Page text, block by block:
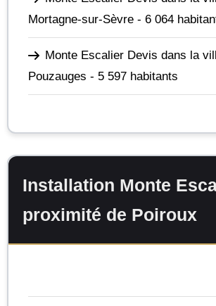
Mortagne-sur-Sèvre - 6 064
Monte Escalier Devis dans la
Pouzauges - 5 597 habitants
Installation Monte
proximité de Poiroux